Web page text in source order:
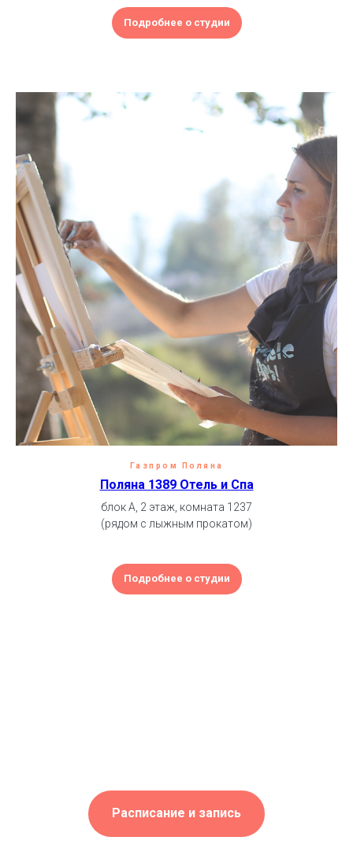
Подробнее о студии
Газпром Поляна
Поляна 1389 Отель и Спа
блок А, 2 этаж, комната 1237
(рядом с лыжным прокатом)
Подробнее о студии
Расписание и запись